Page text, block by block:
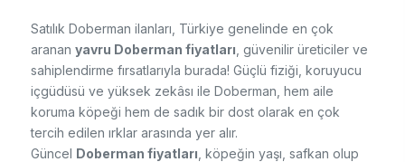
Satılık Doberman ilanları, Türkiye genelinde en çok
aranan yavru Doberman fiyatları , güvenilir üreticiler ve
sahiplendirme fırsatlarıyla burada! Güçlü fiziği, koruyucu
içgüdüsü ve yüksek zekâsı ile Doberman, hem aile
koruma köpeği hem de sadık bir dost olarak en çok
tercih edilen ırklar arasında yer alır.
Güncel Doberman fiyatları , köpeğin yaşı, safkan olup